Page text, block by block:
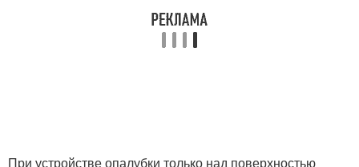
При устройстве опалубки только над поверхностью